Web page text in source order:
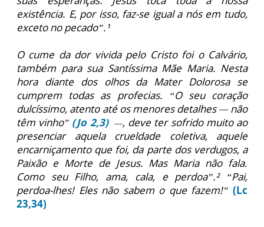
existência. E, por isso, faz-se igual a nós em tudo,
exceto no pecado”.¹
O cume da dor vivida pelo Cristo foi o Calvário,
também para sua Santíssima Mãe Maria. Nesta
hora diante dos olhos da Mater Dolorosa se
cumprem todas as profecias. “O seu coração
dulcíssimo, atento até os menores detalhes — não
têm vinho” (Jo 2,3)—, deve ter sofrido muito ao
presenciar aquela crueldade coletiva, aquele
encarniçamento que foi, da parte dos verdugos, a
Paixão e Morte de Jesus. Mas Maria não fala.
Como seu Filho, ama, cala, e perdoa”.² “Pai,
perdoa-lhes! Eles não sabem o que fazem!” (Lc
23,34)